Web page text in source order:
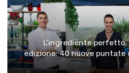
L’ingrediente
edizione: 40 nuove puntate